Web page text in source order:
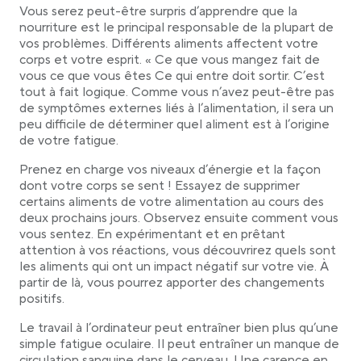
Commencez à faire de l’exercice 3 fois par
semaine
Réduisez la quantité de nourriture que vous
consommez
Soyez à l’écoute de vos selles
Prenez (des multivitamines), (de la vitamine D)
et (une combinaison de calcium, de magnésium
et de zinc)
Réduisez votre consommation de viande
Réduisez votre consommation de sucre
Pratiquez des exercices de respiration en vous
allongeant sur votre lit avant de vous endormir
Fixez votre heure de coucher
Réduisez le temps consacré aux médias
sociaux
Déstressez en notant toutes vos tâches en
Moins vous parlez, plus vous avez d’énergie
Surveillez votre esprit
Vous serez peut-être surpris d’apprendre que la
nourriture est le principal responsable de la plupart de
vos problèmes. Différents aliments affectent votre
corps et votre esprit. « Ce que vous mangez fait de
vous ce que vous êtes Ce qui entre doit sortir. C’est
tout à fait logique. Comme vous n’avez peut-être pas
de symptômes externes liés à l’alimentation, il sera un
peu difficile de déterminer quel aliment est à l’origine
de votre fatigue.
Prenez en charge vos niveaux d’énergie et la façon
dont votre corps se sent ! Essayez de supprimer
certains aliments de votre alimentation au cours des
deux prochains jours. Observez ensuite comment vous
vous sentez. En expérimentant et en prêtant
attention à vos réactions, vous découvrirez quels sont
les aliments qui ont un impact négatif sur votre vie. À
partir de là, vous pourrez apporter des changements
positifs.
Le travail à l’ordinateur peut entraîner bien plus qu’une
simple fatigue oculaire. Il peut entraîner un manque de